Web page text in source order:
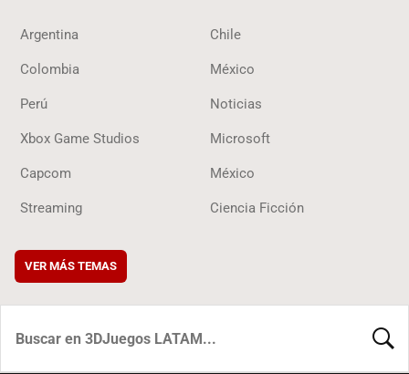
Argentina Chile
Colombia México
Perú Noticias
Xbox Game Studios Microsoft
Capcom México
Streaming Ciencia Ficción
VER MÁS TEMAS